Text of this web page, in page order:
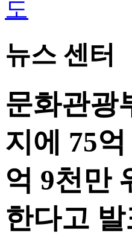
뉴스 센터
문화관광
지에 75
억 9천만
한다고